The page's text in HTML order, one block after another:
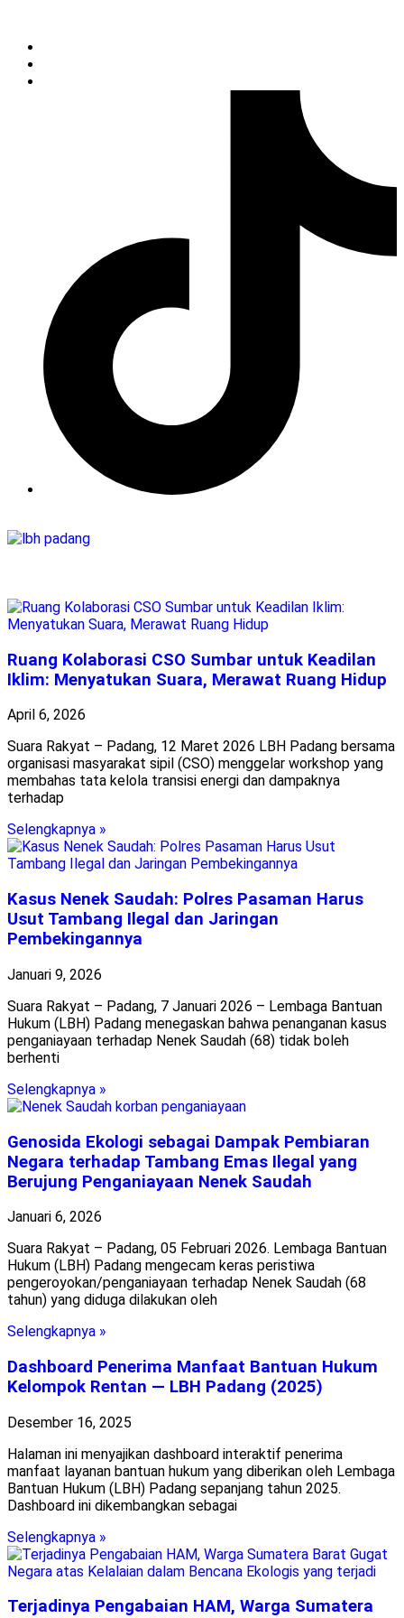
Ruang Kolaborasi CSO Sumbar untuk Keadilan
Iklim: Menyatukan Suara, Merawat Ruang Hidup
April 6, 2026
Suara Rakyat – Padang, 12 Maret 2026 LBH Padang bersama
organisasi masyarakat sipil (CSO) menggelar workshop yang
membahas tata kelola transisi energi dan dampaknya
terhadap
Selengkapnya »
Kasus Nenek Saudah: Polres Pasaman Harus
Usut Tambang Ilegal dan Jaringan
Pembekingannya
Januari 9, 2026
Suara Rakyat – Padang, 7 Januari 2026 – Lembaga Bantuan
Hukum (LBH) Padang menegaskan bahwa penanganan kasus
penganiayaan terhadap Nenek Saudah (68) tidak boleh
berhenti
Selengkapnya »
Genosida Ekologi sebagai Dampak Pembiaran
Negara terhadap Tambang Emas Ilegal yang
Berujung Penganiayaan Nenek Saudah
Januari 6, 2026
Suara Rakyat – Padang, 05 Februari 2026. Lembaga Bantuan
Hukum (LBH) Padang mengecam keras peristiwa
pengeroyokan/penganiayaan terhadap Nenek Saudah (68
tahun) yang diduga dilakukan oleh
Selengkapnya »
Dashboard Penerima Manfaat Bantuan Hukum
Kelompok Rentan — LBH Padang (2025)
Desember 16, 2025
Halaman ini menyajikan dashboard interaktif penerima
manfaat layanan bantuan hukum yang diberikan oleh Lembaga
Bantuan Hukum (LBH) Padang sepanjang tahun 2025.
Dashboard ini dikembangkan sebagai
Selengkapnya »
Terjadinya Pengabaian HAM, Warga Sumatera